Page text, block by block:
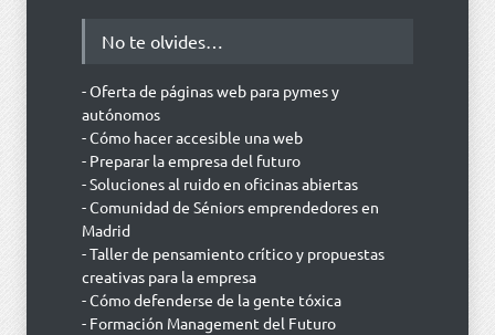
No te olvides…
- Oferta de páginas web para pymes y
autónomos
- Cómo hacer accesible una web
- Preparar la empresa del futuro
- Soluciones al ruido en oficinas abiertas
- Comunidad de Séniors emprendedores en
Madrid
- Taller de pensamiento crítico y propuestas
creativas para la empresa
- Cómo defenderse de la gente tóxica
- Formación Management del Futuro